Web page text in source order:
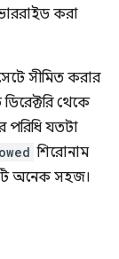
করা
সীমিত করার
থেকে
যতটা
শিরোনাম
অনেক সহজ।